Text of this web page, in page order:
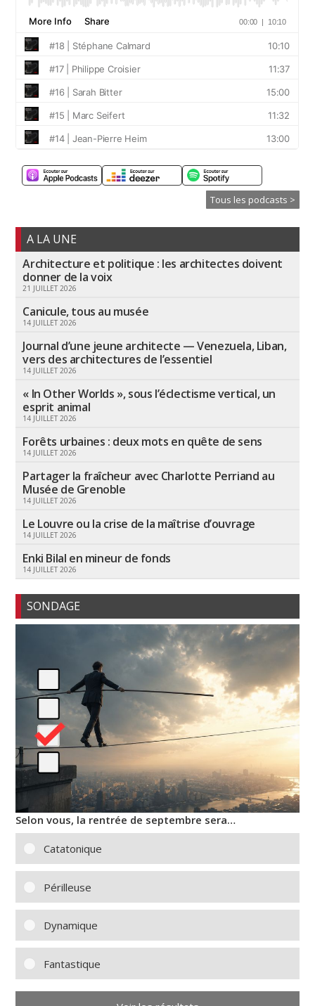
Tous les podcasts >
A LA UNE
Architecture et politique : les architectes doivent
donner de la voix
21 JUILLET 2026
Canicule, tous au musée
14 JUILLET 2026
Journal d’une jeune architecte — Venezuela, Liban,
vers des architectures de l’essentiel
14 JUILLET 2026
« In Other Worlds », sous l’éclectisme vertical, un
esprit animal
14 JUILLET 2026
Forêts urbaines : deux mots en quête de sens
14 JUILLET 2026
Partager la fraîcheur avec Charlotte Perriand au
Musée de Grenoble
14 JUILLET 2026
Le Louvre ou la crise de la maîtrise d’ouvrage
14 JUILLET 2026
Enki Bilal en mineur de fonds
14 JUILLET 2026
SONDAGE
Selon vous, la rentrée de septembre sera…
Catatonique
Périlleuse
Dynamique
Fantastique